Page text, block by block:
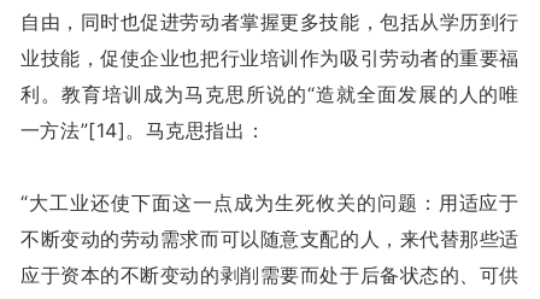
自由，同时也促进劳动者掌握更多技能，包括从学历到行
业技能，促使企业也把行业培训作为吸引劳动者的重要福
利。教育培训成为马克思所说的“造就全面发展的人的唯
一方法”[14]。马克思指出：
“大工业还使下面这一点成为生死攸关的问题：用适应于
不断变动的劳动需求而可以随意支配的人，来代替那些适
应于资本的不断变动的剥削需要而处于后备状态的、可供